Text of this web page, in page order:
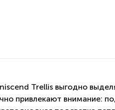
Trellis выгодно
привлекают внимание: